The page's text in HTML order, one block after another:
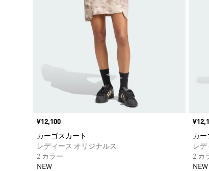
価格
¥12,100
カーゴスカート
レディース オリジナルス
2 カラー
NEW
価格
カー
レデ
2 カ
NEW